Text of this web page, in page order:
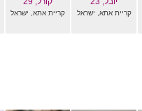
קריית אתא, ישראל קריית אתא, ישראל